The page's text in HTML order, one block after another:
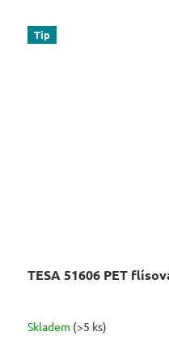
Tip
TESA 51606 PET
Skladem (>5 ks)